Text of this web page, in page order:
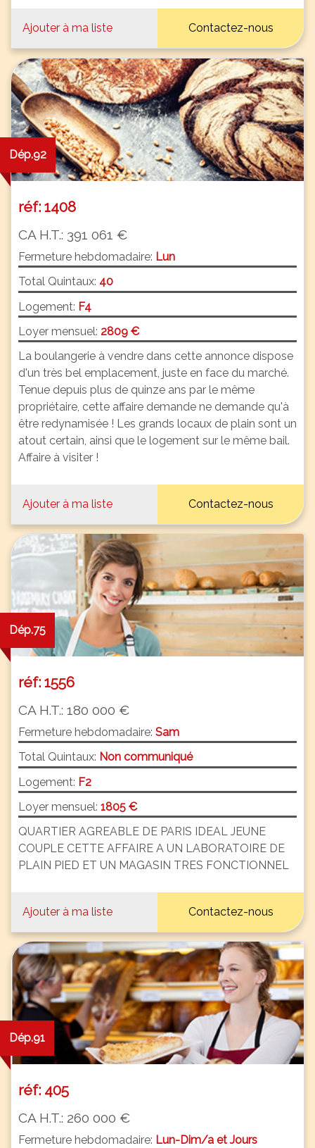
Ajouter à ma liste Contactez-nous
Dép.92
réf: 1408
CA H.T.: 391 061 €
Fermeture hebdomadaire: Lun
Total Quintaux: 40
Logement: F4
Loyer mensuel: 2809 €
La boulangerie à vendre dans cette annonce dispose
d'un très bel emplacement, juste en face du marché.
Tenue depuis plus de quinze ans par le même
propriétaire, cette affaire demande ne demande qu'à
être redynamisée ! Les grands locaux de plain sont un
atout certain, ainsi que le logement sur le même bail.
Affaire à visiter !
Ajouter à ma liste Contactez-nous
Dép.75
réf: 1556
CA H.T.: 180 000 €
Fermeture hebdomadaire: Sam
Total Quintaux: Non communiqué
Logement: F2
Loyer mensuel: 1805 €
QUARTIER AGREABLE DE PARIS IDEAL JEUNE
COUPLE CETTE AFFAIRE A UN LABORATOIRE DE
PLAIN PIED ET UN MAGASIN TRES FONCTIONNEL
Ajouter à ma liste Contactez-nous
Dép.91
réf: 405
CA H.T.: 260 000 €
Fermeture hebdomadaire: Lun-Dim/a et Jours